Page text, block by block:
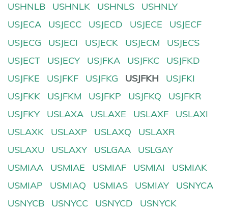
USHNLB
USHNLK USHNLS
USHNLY
USJECA
USJECC USJECD USJECE
USJECF
USJECG
USJECI USJECK USJECM
USJECS
USJECT
USJECY USJFKA USJFKC
USJFKD
USJFKE
USJFKF USJFKG USJFKH
USJFKI
USJFKK
USJFKM USJFKP USJFKQ
USJFKR
USJFKY
USLAXA USLAXE USLAXF
USLAXI
USLAXK
USLAXP USLAXQ
USLAXR
USLAXU
USLAXY USLGAA
USLGAY
USMIAA
USMIAE USMIAF USMIAI
USMIAK
USMIAP
USMIAQ USMIAS USMIAY
USNYCA
USNYCB
USNYCC USNYCD
USNYCK